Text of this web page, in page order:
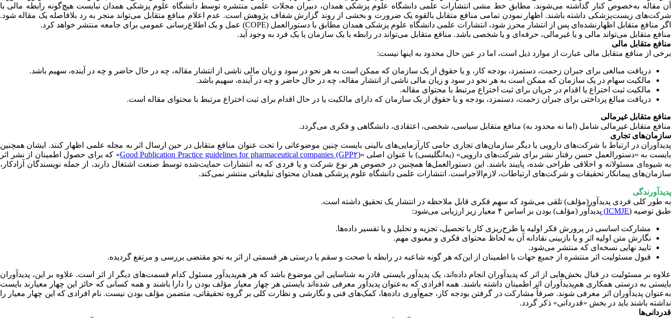
آن مقاله به‌خصوص کنار گذاشته می‌شوند. مطابق خط مشی انتشارات علمی دانشگاه علوم پزشکی همدان، دبیران مجلات علمی منتشره توسط دانشگاه علوم پزشکی همدان نبایست هیچ‌گونه رابطه مالی با
شرکت‌های زیست‌پزشکی داشته باشند. اظهار نمودن تمامی منافع متقابل بالقوه یک ضرورت و بخشی از روند گزارش شفاف پژوهش است. عدم اعلام منافع متقابل می‌تواند منجر به رد بلافاصله یک مقاله شود.
اگر منافع متقابل اظهارنشده‌ای پس از انتشار محرز شود، انتشارات علمی دانشگاه علوم پزشکی همدان مطابق با دستورالعمل (COPE) عمل و یک اطلاع‌رسانی عمومی برای جامعه منتشر خواهد کرد.
منافع متقابل می‌تواند مالی و یا غیرمالی، حرفه‌ای و یا شخصی باشد. منافع متقابل می‌تواند در رابطه با یک سازمان یا یک فرد به‌ وجود آید.
منافع متقابل مالی
برخی از منافع متقابل مالی عبارت از موارد ذیل است، اما در عین حال محدود به اینها نیست:
دریافت مبالغی برای جبران زحمت، دستمزد، بودجه کار، و یا حقوق از یک سازمان که ممکن است به هر نحو در سود و زیان مالی ناشی از انتشار مقاله، چه در حال حاضر و چه در آینده، سهیم باشد.
مالکیت سهام در یک سازمان که ممکن است به هر نحو در سود و زیان مالی ناشی از انتشار مقاله، چه در حال حاضر و چه در آینده، سهیم باشد.
مالکیت ثبت اختراع یا اقدام در جریان برای ثبت اختراع مرتبط با محتوای مقاله.
دریافت مبالغ پرداختی برای جبران زحمت، دستمزد، بودجه و یا حقوق از یک سازمان که دارای مالکیت یا در حال اقدام برای ثبت اختراع مرتبط با محتوای مقاله است.
منافع متقابل غیرمالی
منافع متقابل غیرمالی شامل (اما نه محدود به) منافع متقابل سیاسی، شخصی، اعتقادی، دانشگاهی و فکری می‌گردد.
سازمان‌های تجاری
پدیدآوران در ارتباط با شرکت‌های دارویی یا دیگر سازمان‌های تجاری حامی کارآزمایی‌های بالینی بایست چنین موضوعاتی را تحت عنوان منافع متقابل در حین ارسال اثر به مجله علمی اظهار کنند. ایشان همچنین
بایست به «دستورالعمل حسن رفتار نشر برای شرکت‌های دارویی» (به‌انگلیسی) با عنوان اصلی «(Good Publication Practice guidelines for pharmaceutical companies (GPP۲» که برای حصول اطمینان از نشر اثر
به شیوه‌ای مسئولانه و اخلاقی طراحی شده، پایبند باشند. این دستورالعمل‌ها همچنین در خصوص هر نوع شرکت و یا فردی که به انتشارات حمایت‌شده توسط صنعت اشتغال دارند، از جمله نویسندگان آزادکار،
سازمان‌های پیمانکار تحقیقات و شرکت‌های ارتباطات، لازم‌الاجراست. انتشارات علمی دانشگاه علوم پزشکی همدان محتوای تبلیغاتی منتشر نمی‌کند.
پدیدآورندگی
به طور کلی فردی پدیدآور(مؤلف) تلقی می‌شود که سهم فکری قابل ملاحظه در انتشار یک تحقیق داشته است.
طبق توصیه (ICMJE) پدیدآور (مؤلف) بودن بر اساس ۴ معیار زیر ارزیابی می‌شود:
مشارکت اساسی در پرورش فکر اولیه یا طرح‌ریزی کار یا تحصیل، تجزیه و تحلیل و یا تفسیر داده‌ها.
نگارش متن اولیه اثر و یا بازبینی نقادانه آن به‌ لحاظ محتوای فکری و معنوی مهم.
تایید نهایی نسخه‌ای که منتشر می‌شود.
قبول مسئولیت اثر منتشره از جمیع جهات با اطمینان از این‌که هر گونه شاعبه در رابطه با صحت و سقم یا درستی هر قسمتی از اثر به‌ نحو مقتضی بررسی و مرتفع گردیده.
علاوه بر مسئولیت در قبال بخش‌هایی از اثر که پدیدآوران انجام داده‌اند، یک پدیدآور بایستی قادر به شناسایی این موضوع باشد که هر هم‌پدیدآور مسئول کدام قسمت‌های دیگر از اثر است. علاوه بر این، پدیدآوران
بایستی به درستی همکاری هم‌پدیدآوران اثر اطمینان داشته باشند. همه افرادی که به‌عنوان پدیدآور معرفی شده‌اند بایستی هر چهار معیار مؤلف بودن را دارا باشند و همه کسانی که حائز این چهار معیارند بایست
به‌عنوان پدیدآوران اثر معرفی شوند. صرفاً مشارکت در گرفتن بودجه کار، جمع‌آوری داده‌ها، کمک‌های فنی و نگارشی و نظارت کلی بر گروه تحقیقاتی، متضمن مؤلف بودن نیست. نام افرادی که این چهار معیار را
نداشته باشند باید در بخش «قدردانی» ذکر گردد.
قدردانی‌ها